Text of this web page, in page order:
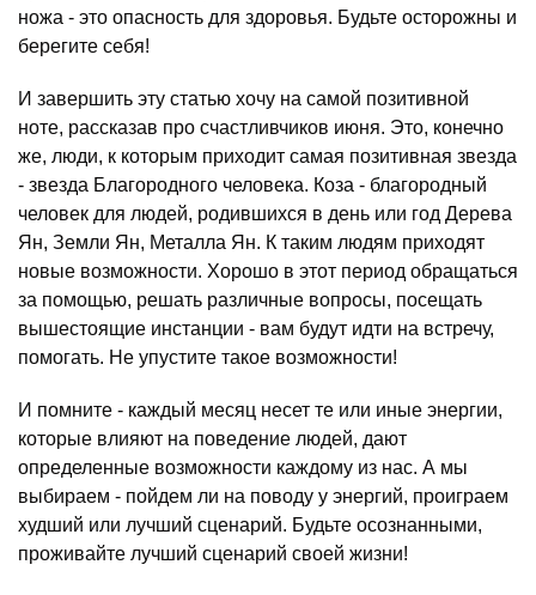
ножа - это опасность для здоровья. Будьте осторожны и
берегите себя!
И завершить эту статью хочу на самой позитивной
ноте, рассказав про счастливчиков июня. Это, конечно
же, люди, к которым приходит самая позитивная звезда
- звезда Благородного человека. Коза - благородный
человек для людей, родившихся в день или год Дерева
Ян, Земли Ян, Металла Ян. К таким людям приходят
новые возможности. Хорошо в этот период обращаться
за помощью, решать различные вопросы, посещать
вышестоящие инстанции - вам будут идти на встречу,
помогать. Не упустите такое возможности!
И помните - каждый месяц несет те или иные энергии,
которые влияют на поведение людей, дают
определенные возможности каждому из нас. А мы
выбираем - пойдем ли на поводу у энергий, проиграем
худший или лучший сценарий. Будьте осознанными,
проживайте лучший сценарий своей жизни!